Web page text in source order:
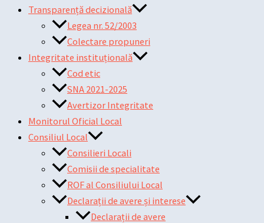
Transparență decizională
Legea nr. 52/2003
Colectare propuneri
Integritate instituțională
Cod etic
SNA 2021-2025
Avertizor Integritate
Monitorul Oficial Local
Consiliul Local
Consilieri Locali
Comisii de specialitate
ROF al Consiliului Local
Declarații de avere și interese
Declarații de avere